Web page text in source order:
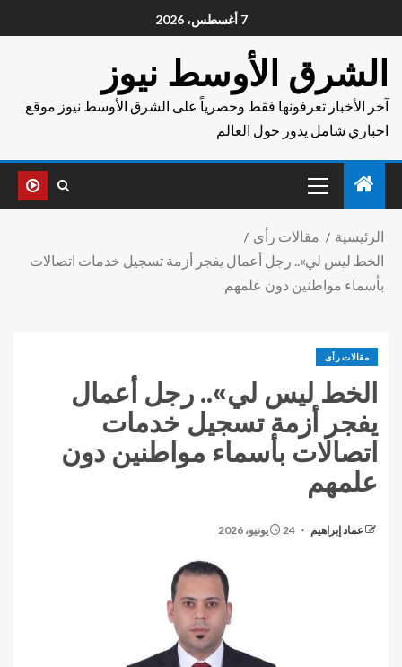
7 أغسطس، 2026
الشرق الأوسط نيوز
آخر الأخبار تعرفونها فقط وحصرياً على الشرق الأوسط نيوز موقع
اخباري شامل يدور حول العالم
الرئيسية
مقالات رأى
الخط ليس لي».. رجل أعمال يفجر أزمة تسجيل خدمات اتصالات
بأسماء مواطنين دون علمهم
مقالات رأى
الخط ليس لي».. رجل أعمال
يفجر أزمة تسجيل خدمات
اتصالات بأسماء مواطنين دون
علمهم
عماد إبراهيم 24 يونيو، 2026